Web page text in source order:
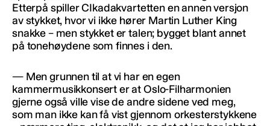
Etterpå spiller CIkadakvartetten en annen versjon
av stykket, hvor vi ikke hører Martin Luther King
snakke – men stykket er talen; bygget blant annet
på tonehøydene som finnes i den.
— Men grunnen til at vi har en egen
kammermusikkonsert er at Oslo-Filharmonien
gjerne også ville vise de andre sidene ved meg,
som man ikke kan få vist gjennom orkesterstykkene